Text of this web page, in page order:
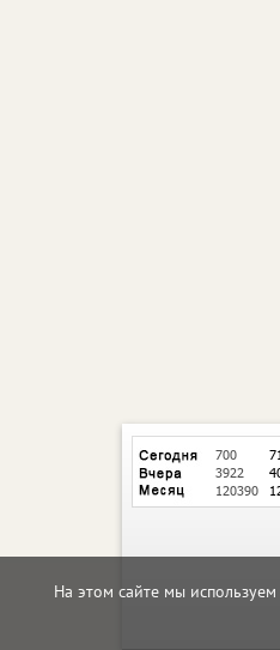
На этом сайте мы используем